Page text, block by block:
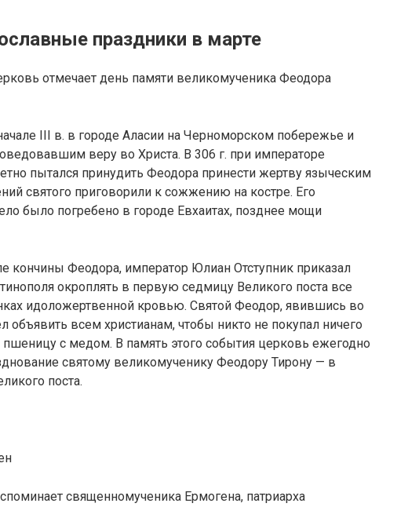
праздники в марте
отмечает день памяти великомученика Феодора
III в. в городе Аласии на Черноморском побережье и
веру во Христа. В 306 г. при императоре
пытался принудить Феодора принести жертву языческим
святого приговорили к сожжению на костре. Его
было погребено в городе Евхаитах, позднее мощи
кончины Феодора, император Юлиан Отступник приказал
окроплять в первую седмицу Великого поста все
идоложертвенной кровью. Святой Феодор, явившись во
объявить всем христианам, чтобы никто не покупал ничего
с медом. В память этого события церковь ежегодно
святому великомученику Феодору Тирону — в
поста.
священномученика Ермогена, патриарха